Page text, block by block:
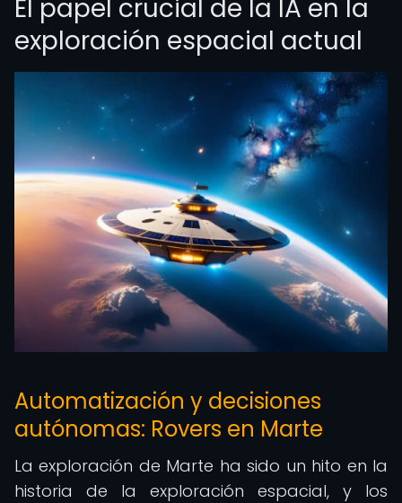
El papel crucial de la IA en la
exploración espacial actual
Automatización y decisiones
autónomas: Rovers en Marte
La exploración de Marte ha sido un hito en la
historia de la exploración espacial, y los